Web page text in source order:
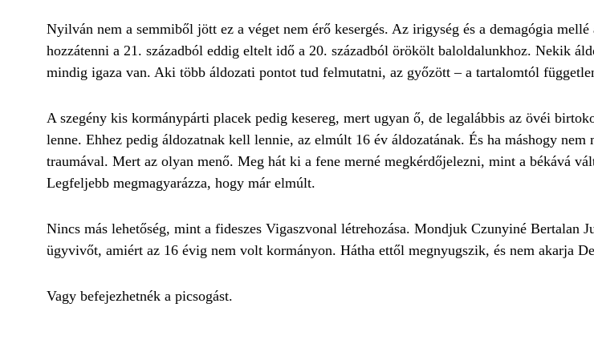
Nyilván nem a semmiből jött ez a véget nem érő kesergés. Az irigység és a demagógia mellé
hozzátenni a 21. századból eddig eltelt idő a 20. századból örökölt baloldalunkhoz. Nekik
mindig igaza van. Aki több áldozati pontot tud felmutatni, az győzött – a tartalomtól
A szegény kis kormánypárti placek pedig kesereg, mert ugyan ő, de legalábbis az övéi
lenne. Ehhez pedig áldozatnak kell lennie, az elmúlt 16 év áldozatának. És ha máshogy
traumával. Mert az olyan menő. Meg hát ki a fene merné megkérdőjelezni, mint a békává
Legfeljebb megmagyarázza, hogy már elmúlt.
Nincs más lehetőség, mint a fideszes Vigaszvonal létrehozása. Mondjuk Czunyiné Bertalan
ügyvivőt, amiért az 16 évig nem volt kormányon. Hátha ettől megnyugszik, és nem akarja
Vagy befejezhetnék a picsogást.